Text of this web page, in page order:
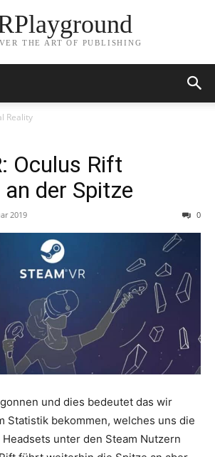
THE ART OF PUBLISHING
Reality
Oculus Rift
der Spitze
2019 0
und dies bedeutet das wir
Statistik bekommen, welches uns die
unter den Steam Nutzern